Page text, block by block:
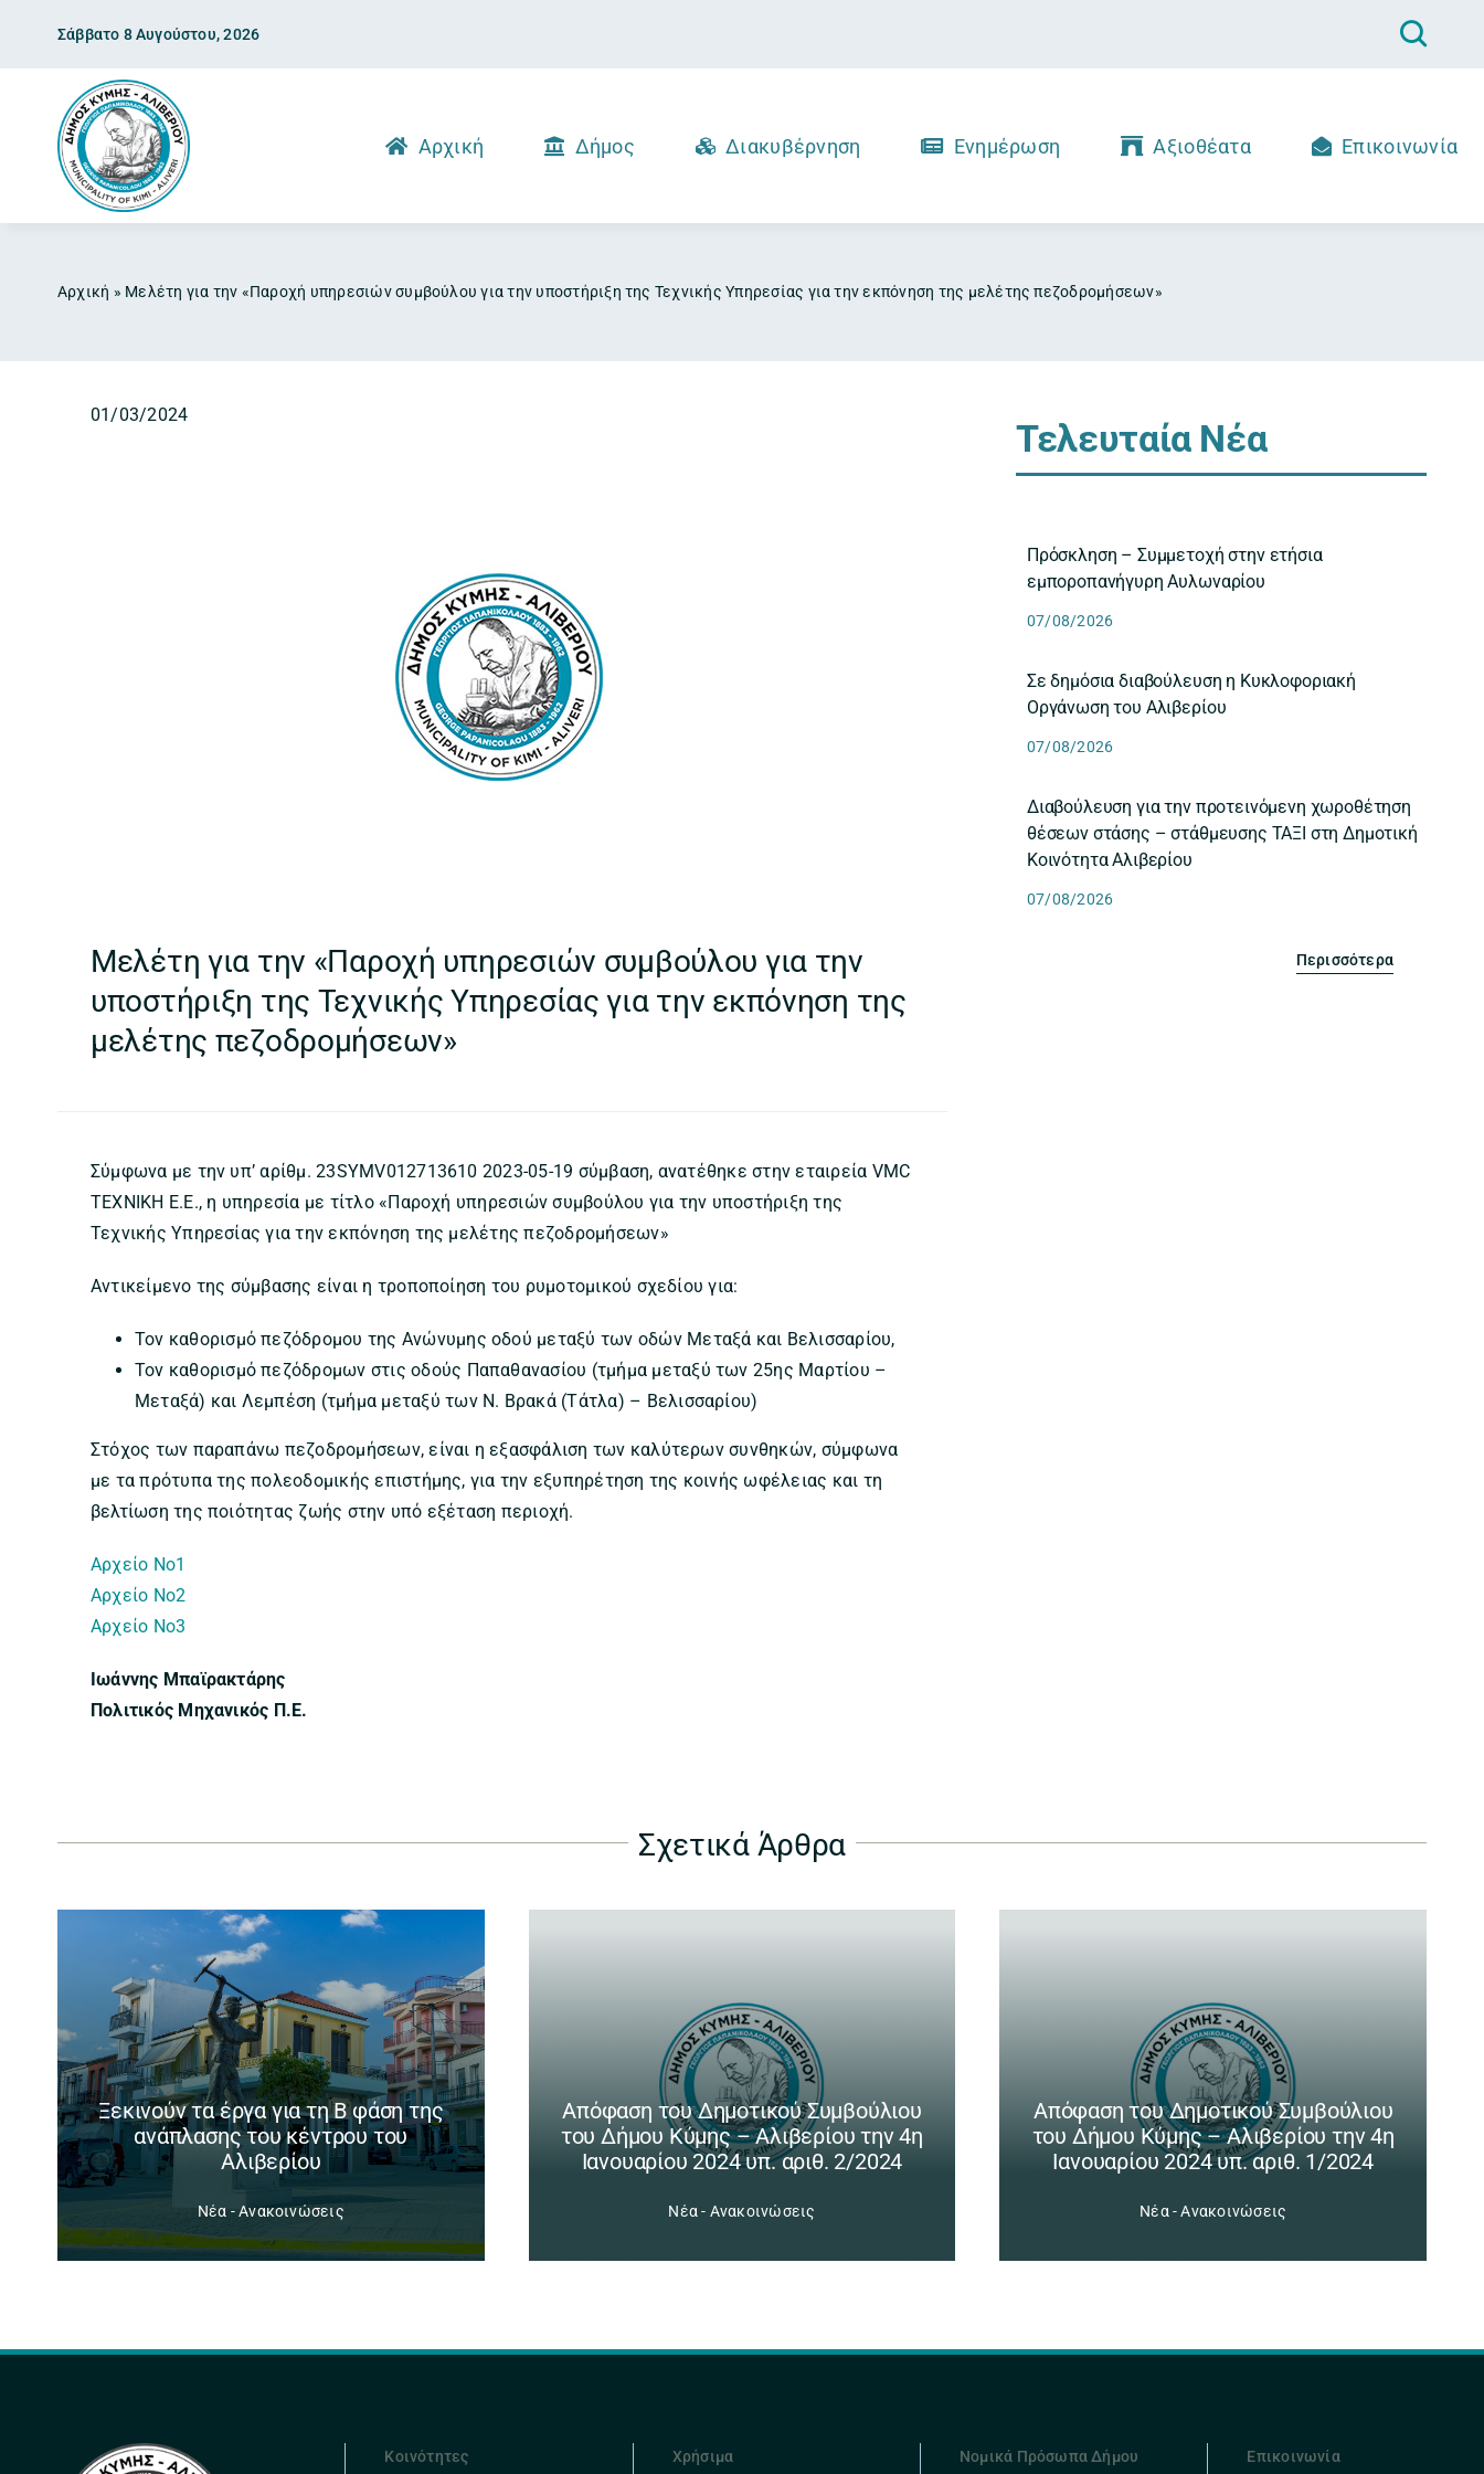
content
Σάββατο 8 Αυγούστου, 2026
Αρχική Δήμος Διακυβέρνηση Ενημέρωση Αξιοθέατα Επικοινωνία
Αρχική » Μελέτη για την «Παροχή υπηρεσιών συμβούλου για την υποστήριξη της Τεχνικής Υπηρεσίας για την εκπόνηση της μελέτης πεζοδρομήσεων»
01/03/2024
Μελέτη για την «Παροχή υπηρεσιών συμβούλου για την
υποστήριξη της Τεχνικής Υπηρεσίας για την εκπόνηση της
μελέτης πεζοδρομήσεων»
Σύμφωνα με την υπ’ αρίθμ. 23SYMV012713610 2023-05-19 σύμβαση, ανατέθηκε στην εταιρεία VMC
ΤΕΧΝΙΚΗ Ε.Ε., η υπηρεσία με τίτλο «Παροχή υπηρεσιών συμβούλου για την υποστήριξη της
Τεχνικής Υπηρεσίας για την εκπόνηση της μελέτης πεζοδρομήσεων»
Αντικείμενο της σύμβασης είναι η τροποποίηση του ρυμοτομικού σχεδίου για:
Τον καθορισμό πεζόδρομου της Ανώνυμης οδού μεταξύ των οδών Μεταξά και Βελισσαρίου,
Τον καθορισμό πεζόδρομων στις οδούς Παπαθανασίου (τμήμα μεταξύ των 25ης Μαρτίου –
Μεταξά) και Λεμπέση (τμήμα μεταξύ των Ν. Βρακά (Τάτλα) – Βελισσαρίου)
Στόχος των παραπάνω πεζοδρομήσεων, είναι η εξασφάλιση των καλύτερων συνθηκών, σύμφωνα
με τα πρότυπα της πολεοδομικής επιστήμης, για την εξυπηρέτηση της κοινής ωφέλειας και τη
βελτίωση της ποιότητας ζωής στην υπό εξέταση περιοχή.
Αρχείο Νο1
Αρχείο Νο2
Αρχείο Νο3
Ιωάννης Μπαϊρακτάρης
Πολιτικός Μηχανικός Π.Ε.
Τελευταία Νέα
Πρόσκληση – Συμμετοχή στην ετήσια
εμποροπανήγυρη Αυλωναρίου
07/08/2026
Σε δημόσια διαβούλευση η Κυκλοφοριακή
Οργάνωση του Αλιβερίου
07/08/2026
Διαβούλευση για την προτεινόμενη χωροθέτηση
θέσεων στάσης – στάθμευσης ΤΑΞΙ στη Δημοτική
Κοινότητα Αλιβερίου
07/08/2026
Περισσότερα
Σχετικά Άρθρα
Ξεκινούν τα έργα για τη Β φάση της
ανάπλασης του κέντρου του
Αλιβερίου
Νέα - Ανακοινώσεις
Απόφαση του Δημοτικού Συμβούλιου
του Δήμου Κύμης – Αλιβερίου την 4η
Ιανουαρίου 2024 υπ. αριθ. 2/2024
Νέα - Ανακοινώσεις
Απόφαση του Δημοτικού Συμβούλιου
του Δήμου Κύμης – Αλιβερίου την 4η
Ιανουαρίου 2024 υπ. αριθ. 1/2024
Νέα - Ανακοινώσεις
Κοινότητες Χρήσιμα Νομικά Πρόσωπα Δήμου Επικοινωνία